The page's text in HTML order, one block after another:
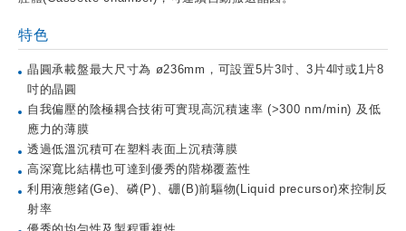
特色
晶圓承載盤最大尺寸為 ø236mm，可設置5片3吋、3片4吋或1片8
吋的晶圓
自我偏壓的陰極耦合技術可實現高沉積速率 (>300 nm/min) 及低
應力的薄膜
透過低溫沉積可在塑料表面上沉積薄膜
高深寬比結構也可達到優秀的階梯覆蓋性
利用液態鍺(Ge)、磷(P)、硼(B)前驅物(Liquid precursor)來控制反
射率